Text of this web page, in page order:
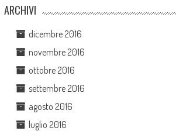
ARCHIVI
dicembre 2016
novembre 2016
ottobre 2016
settembre 2016
agosto 2016
luglio 2016